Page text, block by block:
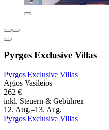
Pyrgos Exclusive Villas
Pyrgos Exclusive Villas
Agios Vasileios
262 €
inkl. Steuern & Gebühren
12. Aug.–13. Aug.
Pyrgos Exclusive Villas